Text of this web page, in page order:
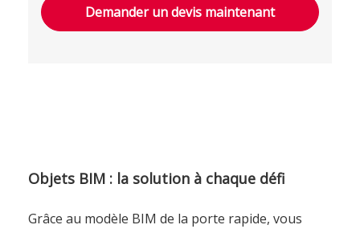
Demander un devis maintenant
Objets BIM : la solution à chaque défi
Grâce au modèle BIM de la porte rapide, vous